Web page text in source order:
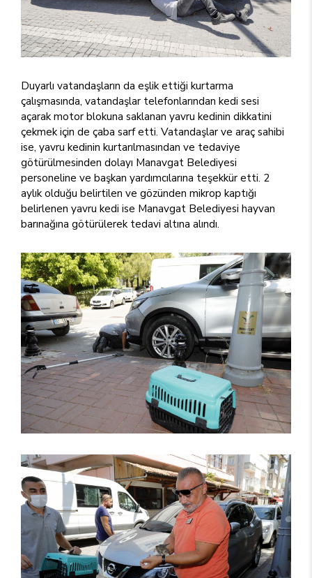
Duyarlı vatandaşların da eşlik ettiği kurtarma
çalışmasında, vatandaşlar telefonlarından kedi sesi
açarak motor blokuna saklanan yavru kedinin dikkatini
çekmek için de çaba sarf etti. Vatandaşlar ve araç sahibi
ise, yavru kedinin kurtarılmasından ve tedaviye
götürülmesinden dolayı Manavgat Belediyesi
personeline ve başkan yardımcılarına teşekkür etti. 2
aylık olduğu belirtilen ve gözünden mikrop kaptığı
belirlenen yavru kedi ise Manavgat Belediyesi hayvan
barınağına götürülerek tedavi altına alındı.